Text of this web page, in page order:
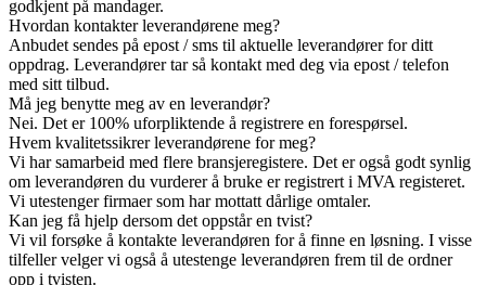
godkjent på mandager.
Hvordan kontakter leverandørene meg?
Anbudet sendes på epost / sms til aktuelle leverandører for ditt
oppdrag. Leverandører tar så kontakt med deg via epost / telefon
med sitt tilbud.
Må jeg benytte meg av en leverandør?
Nei. Det er 100% uforpliktende å registrere en forespørsel.
Hvem kvalitetssikrer leverandørene for meg?
Vi har samarbeid med flere bransjeregistere. Det er også godt synlig
om leverandøren du vurderer å bruke er registrert i MVA registeret.
Vi utestenger firmaer som har mottatt dårlige omtaler.
Kan jeg få hjelp dersom det oppstår en tvist?
Vi vil forsøke å kontakte leverandøren for å finne en løsning. I visse
tilfeller velger vi også å utestenge leverandøren frem til de ordner
opp i tvisten.